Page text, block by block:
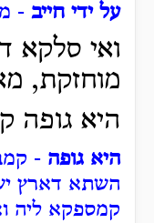
על ידי חייב -
ואי סלקא
מוחזקת,
היא גופה
היא גופה -
השתא דארץ
קמספקא ליה